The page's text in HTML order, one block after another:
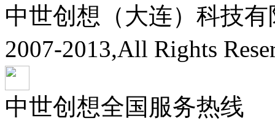
中世创想（大连）科技
2007-2013,All Rights
中世创想全国服务热线